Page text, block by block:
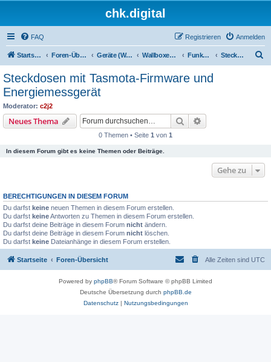
chk.digital
FAQ Anmelden
Registrieren
Startseite Foren-Übersicht Geräte (Wallboxen, Stromquellen, Autos) Wallboxen & Funkschalter Funkschalter Steckdosen mit Tasmota-Firmware und Energiemessgerät
Steckdosen mit Tasmota-Firmware und
Energiemessgerät
Moderator: c2j2
Neues Thema Suche
0 Themen • Seite 1 von 1
In diesem Forum gibt es keine Themen oder Beiträge.
Gehe zu
BERECHTIGUNGEN IN DIESEM FORUM
Du darfst keine neuen Themen in diesem Forum erstellen.
Du darfst keineAntworten zu Themen in diesem Forum erstellen.
Du darfst deine Beiträge in diesem Forum nicht ändern.
Du darfst deine Beiträge in diesem Forum nicht löschen.
Du darfst keine Dateianhänge in diesem Forum erstellen.
Startseite Foren-Übersicht Alle Zeiten sind UTC
Powered by phpBB® Forum Software © phpBB Limited
Deutsche Übersetzung durch phpBB.de
Datenschutz| Nutzungsbedingungen